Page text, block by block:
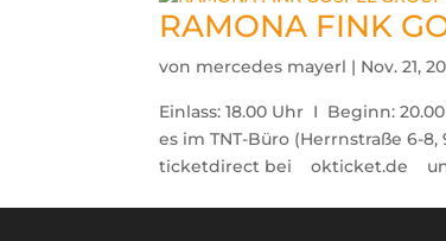
RAMONA FINK
von mercedes mayerl | Nov. 21,
Einlass: 18.00 Uhr I Beginn:
es im TNT-Büro (Herrnstraße 6-
ticketdirect bei okticket.de